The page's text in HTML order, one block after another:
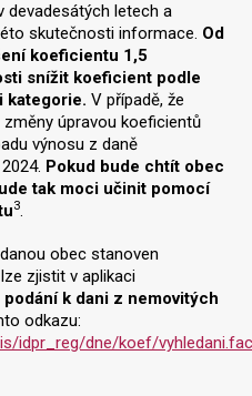
devadesátých letech a
skutečnosti informace. Od
koeficientu 1,5
snížit koeficient podle
kategorie. V případě, že
úpravou koeficientů
výnosu z daně
Pokud bude chtít obec
tak moci učinit pomocí
3.
obec stanoven
zjistit v aplikaci
k dani z nemovitých
odkazu:
idpr_reg/dne/koef/